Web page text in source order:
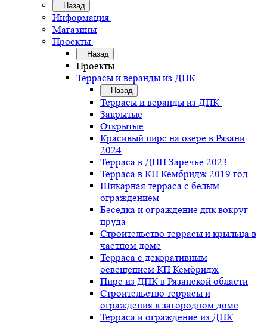
Назад
Информация
Магазины
Проекты
Назад
Проекты
Террасы и веранды из ДПК
Назад
Террасы и веранды из ДПК
Закрытые
Открытые
Красивый пирс на озере в Рязани
2024
Терраса в ДНП Заречье 2023
Терраса в КП Кембридж 2019 год
Шикарная терраса с белым
ограждением
Беседка и ограждение дпк вокруг
пруда
Строительство террасы и крыльца в
частном доме
Терраса с декоративным
освещением КП Кембридж
Пирс из ДПК в Рязанской области
Строительство террасы и
ограждения в загородном доме
Терраса и ограждение из ДПК